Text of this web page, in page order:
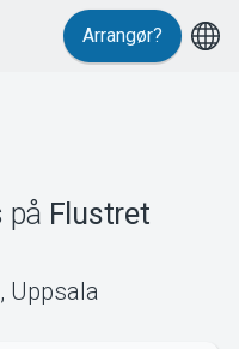
Arrangør?
på Flustret
, Uppsala